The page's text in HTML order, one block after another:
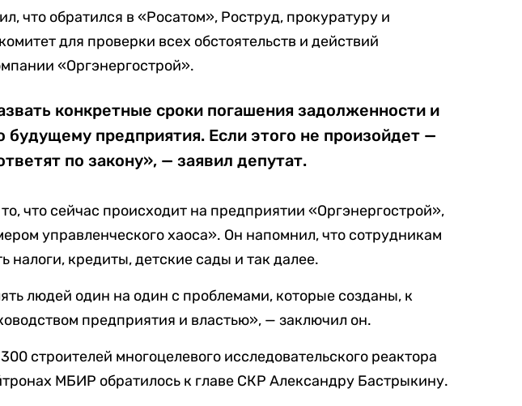
что обратился в «Росатом», Роструд, прокуратуру и
для проверки всех обстоятельств и действий
«Оргэнергострой».
конкретные сроки погашения задолженности и
будущему предприятия. Если этого не произойдет —
по закону», — заявил депутат.
что сейчас происходит на предприятии «Оргэнергострой»,
управленческого хаоса». Он напомнил, что сотрудникам
налоги, кредиты, детские сады и так далее.
людей один на один с проблемами, которые созданы, к
предприятия и властью», — заключил он.
строителей многоцелевого исследовательского реактора
МБИР обратилось к главе СКР Александру Бастрыкину.